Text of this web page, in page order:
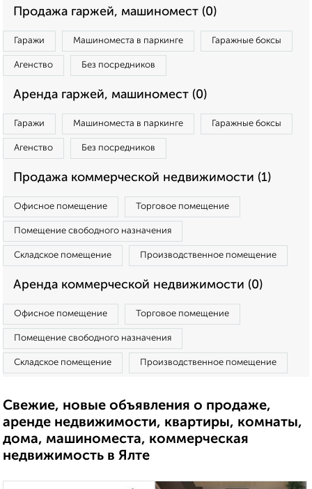
Продажа гаржей, машиномест (0)
Гаражи Машиноместа в паркинге Гаражные боксы
Агенство Без посредников
Аренда гаржей, машиномест (0)
Гаражи Машиноместа в паркинге Гаражные боксы
Агенство Без посредников
Продажа коммерческой недвижимости (1)
Офисное помещение Торговое помещение
Помещение свободного назначения
Складское помещение Производственное помещение
Аренда коммерческой недвижимости (0)
Офисное помещение Торговое помещение
Помещение свободного назначения
Складское помещение Производственное помещение
Свежие, новые объявления о продаже,
аренде недвижимости, квартиры, комнаты,
дома, машиноместа, коммерческая
недвижимость в Ялте